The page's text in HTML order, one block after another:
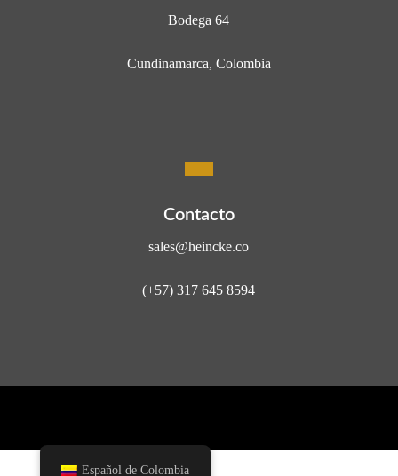
Bodega 64
Cundinamarca, Colombia
Contacto
sales@heincke.co
(+57) 317 645 8594
Español de Colombia